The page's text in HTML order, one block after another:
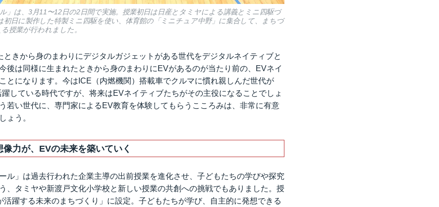
」は、3月11〜12日の2日間で実施。授業初日は日産とタミヤによる講義とミニ四駆づ
初日に製作した特製ミニ四駆を使い、体育館の「ミニチュア中野」に集合して、まちづ
授業が行われました。
ときから身のまわりにデジタルガジェットがある世代をデジタルネイティブと
後は同様に生まれたときから身のまわりにEVがあるのが当たり前の、EVネイ
とになります。今はICE（内燃機関）搭載車でクルマに慣れ親しんだ世代が
している時代ですが、将来はEVネイティブたちがその主役になることでしょ
若い世代に、専門家によるEV教育を体験してもらうこころみは、非常に有意
ょう。
力が、EVの未来を築いていく
ル」は過去行われた企業主導の出前授業を進化させ、子どもたちの学びや探究
、タミヤや新渡戸文化小学校と新しい授業の共創への挑戦でもありました。授
活躍する未来のまちづくり」に設定。子どもたちが学び、自主的に発想できる